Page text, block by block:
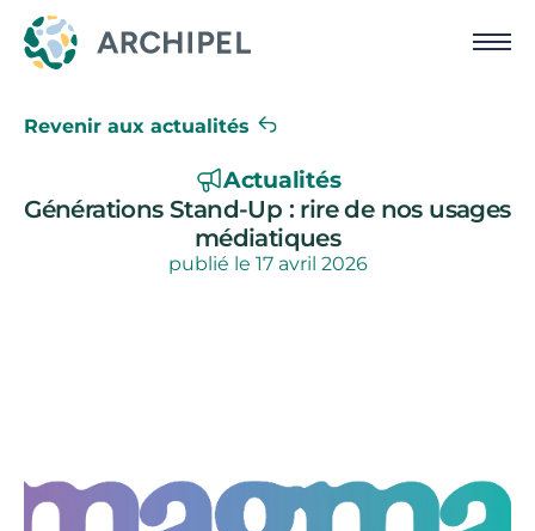
Revenir aux actualités
Actualités
Générations Stand-Up : rire de nos usages
médiatiques
publié le 17 avril 2026